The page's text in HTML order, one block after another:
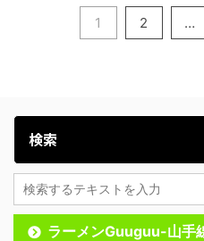
1 2 …
検索
ラーメンGuuguu-山手